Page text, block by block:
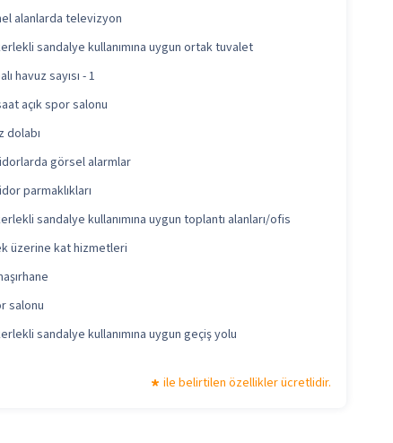
alanlarda televizyon
sandalye kullanımına uygun ortak tuvalet
havuz sayısı - 1
açık spor salonu
dolabı
görsel alarmlar
parmaklıkları
sandalye kullanımına uygun toplantı alanları/ofis
üzerine kat hizmetleri
salonu
sandalye kullanımına uygun geçiş yolu
ile belirtilen özellikler ücretlidir.